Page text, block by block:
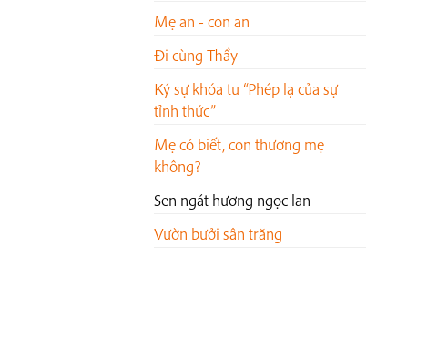
Mẹ an - con an
Đi cùng Thầy
Ký sự khóa tu “Phép lạ của sự
tỉnh thức”
Mẹ có biết, con thương mẹ
không?
Sen ngát hương ngọc lan
Vườn bưởi sân trăng